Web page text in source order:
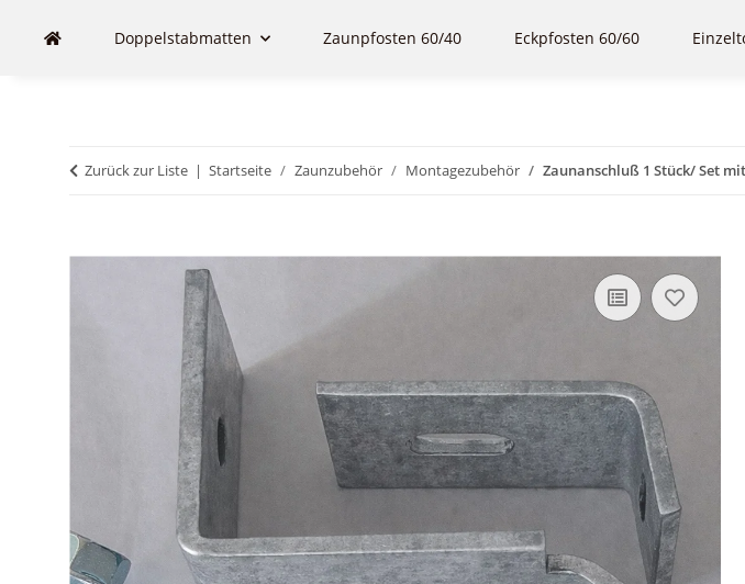
Doppelstabmatten Zaunpfosten 60/40 Eckpfosten 60/60
Zurück zur Liste Startseite Zaunzubehör Montagezubehör Zaunanschluß 1 Stück/ Set